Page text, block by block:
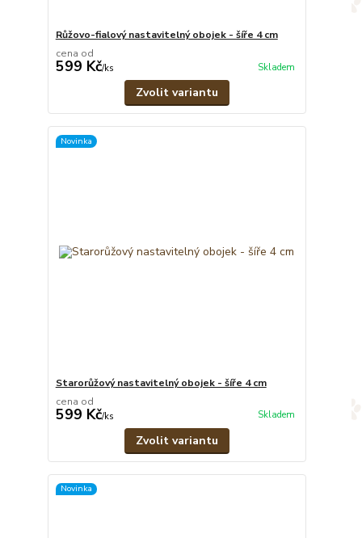
Růžovo-fialový nastavitelný obojek - šíře 4 cm
cena od
599 Kč/ks Skladem
Zvolit variantu
Novinka
Starorůžový nastavitelný obojek - šíře 4 cm
cena od
599 Kč/ks Skladem
Zvolit variantu
Novinka